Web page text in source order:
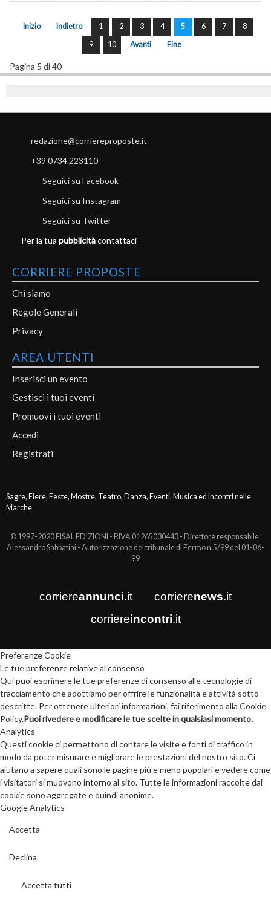
Inizio Indietro 1 2 3 4 5 6 7
8
9
10 Avanti Fine
Pagina 5 di 40
redazione@corriereproposte.it
+39 0734.223110
Seguici su Facebook
Seguici su Instagram
Seguici su Twitter
Per la tua pubblicitàcontattaci
CORRIERE PROPOSTE
Chi siamo
Regole Generali
Privacy
AREA UTENTI
Inserisci un evento
Gestisci i tuoi eventi
Promuovi i tuoi eventi
Accedi
Registrati
Sagre, Fiere, Feste, Mostre, Teatro, Danza, Eventi, Musica ed Incontri nelle
Marche
© 1997-2020 FISAL EDIZIONI - P.IVA 01265030443 - Direttore responsabile:
Alessandro Sabbatini - Autorizzazione del tribunale di Fermo n.5/99 del 01-06-
99
corriereannunci.it corrierenews.it
corriereincontri.it
Preferenze Cookie
Le tue preferenze relative al consenso
Qui puoi esprimere le tue preferenze di consenso alle tecnologie di
tracciamento che adottiamo per offrire le funzionalità e attività sotto
descritte. Per ottenere ulteriori informazioni, fai riferimento alla Cookie
Policy.Puoi rivedere e modificare le tue scelte in qualsiasi momento.
Analytics
Questi cookie ci permettono di contare le visite e fonti di traffico in
modo da poter misurare e migliorare le prestazioni del nostro sito. Ci
aiutano a sapere quali sono le pagine più e meno popolari e vedere come
i visitatori si muovono intorno al sito. Tutte le informazioni raccolte dai
cookie sono aggregate e quindi anonime.
Google Analytics
Accetta
Declina
Accetta tutti